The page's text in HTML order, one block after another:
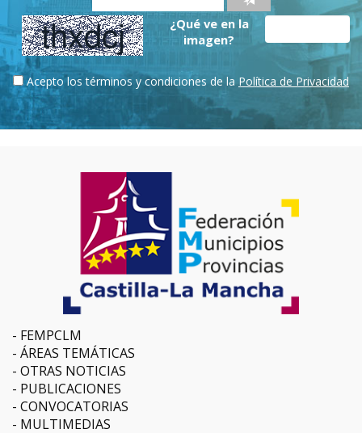
¿Qué ve en la
imagen?
Acepto los términos y condiciones de la Política de Privacidad
FEMPCLM
ÁREAS TEMÁTICAS
OTRAS NOTICIAS
PUBLICACIONES
CONVOCATORIAS
MULTIMEDIAS